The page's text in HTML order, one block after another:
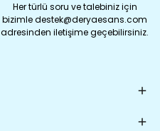
Her türlü soru ve talebiniz için
bizimle destek@deryaesans.com
adresinden iletişime geçebilirsiniz.